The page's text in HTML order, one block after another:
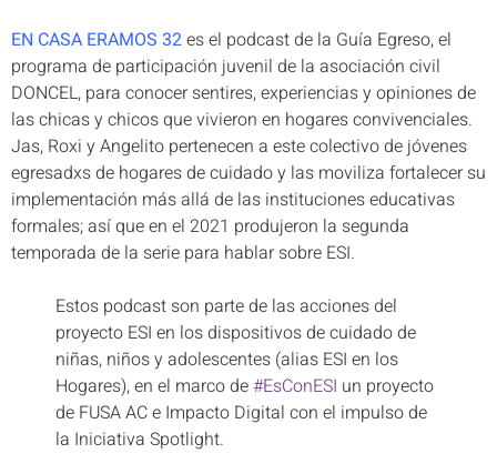
EN CASA ERAMOS 32es el podcast de la Guía Egreso, el
programa de participación juvenil de la asociación civil
DONCEL, para conocer sentires, experiencias y opiniones de
las chicas y chicos que vivieron en hogares convivenciales.
Jas, Roxi y Angelito pertenecen a este colectivo de jóvenes
egresadxs de hogares de cuidado y las moviliza fortalecer su
implementación más allá de las instituciones educativas
formales; así que en el 2021 produjeron la segunda
temporada de la serie para hablar sobre ESI.
Estos podcast son parte de las acciones del
proyecto ESI en los dispositivos de cuidado de
niñas, niños y adolescentes (alias ESI en los
Hogares), en el marco de#EsConESI un proyecto
de FUSA AC e Impacto Digital con el impulso de
la Iniciativa Spotlight.